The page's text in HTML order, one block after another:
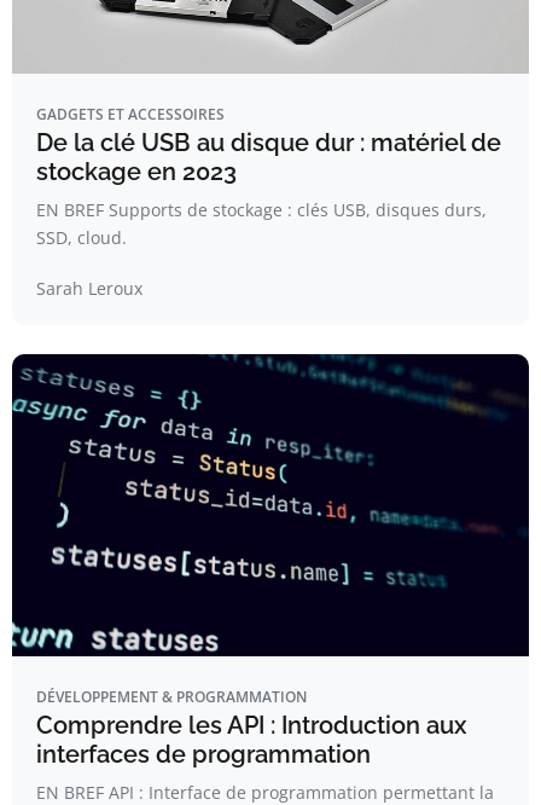
GADGETS ET ACCESSOIRES
De la clé USB au disque dur : matériel de
stockage en 2023
EN BREF Supports de stockage : clés USB, disques durs,
SSD, cloud.
Sarah Leroux
DÉVELOPPEMENT & PROGRAMMATION
Comprendre les API : Introduction aux
interfaces de programmation
EN BREF API : Interface de programmation permettant la